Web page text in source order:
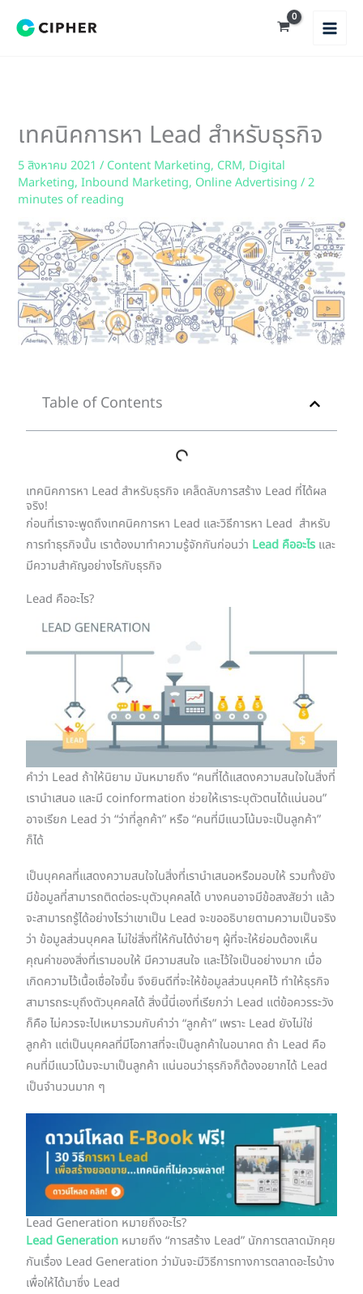
เทคนิคการหา Lead สำหรับธุรกิจ
5 สิงหาคม 2021/ Content Marketing, CRM, Digital
Marketing,Inbound Marketing, Online Advertising /2
minutes of reading
Table of Contents
เทคนิคการหา Lead สำหรับธุรกิจ เคล็ดลับการสร้าง Lead ที่ได้ผล
จริง!
ก่อนที่เราจะพูดถึงเทคนิคการหา Lead และวิธีการหา Lead สำหรับ
การทำธุรกิจนั้น เราต้องมาทำความรู้จักกันก่อนว่า Lead คืออะไร และ
มีความสำคัญอย่างไรกับธุรกิจ
Lead คืออะไร?
คำว่า Lead ถ้าให้นิยาม มันหมายถึง “คนที่ได้แสดงความสนใจในสิ่งที่
เรานำเสนอ และมี coinformation ช่วยให้เราระบุตัวตนได้แน่นอน”
อาจเรียก Lead ว่า “ว่าที่ลูกค้า” หรือ “คนที่มีแนวโน้มจะเป็นลูกค้า”
ก็ได้
เป็นบุคคลที่แสดงความสนใจในสิ่งที่เรานำเสนอหรือมอบให้ รวมทั้งยัง
มีข้อมูลที่สามารถติดต่อระบุตัวบุคคลได้ บางคนอาจมีข้อสงสัยว่า แล้ว
จะสามารถรู้ได้อย่างไรว่าเขาเป็น Lead จะขออธิบายตามความเป็นจริง
ว่า ข้อมูลส่วนบุคคล ไม่ใช่สิ่งที่ให้กันได้ง่ายๆ ผู้ที่จะให้ย่อมต้องเห็น
คุณค่าของสิ่งที่เรามอบให้ มีความสนใจ และไว้ใจเป็นอย่างมาก เมื่อ
เกิดความไว้เนื้อเชื่อใจขึ้น จึงยินดีที่จะให้ข้อมูลส่วนบุคคไว้ ทำให้ธุรกิจ
สามารถระบุถึงตัวบุคคลได้ สิ่งนี้นี่เองที่เรียกว่า Lead แต่ข้อควรระวัง
ก็คือ ไม่ควรจะไปเหมารวมกับคำว่า “ลูกค้า” เพราะ Lead ยังไม่ใช่
ลูกค้า แต่เป็นบุคคลที่มีโอกาสที่จะเป็นลูกค้าในอนาคต ถ้า Lead คือ
คนที่มีแนวโน้มจะมาเป็นลูกค้า แน่นอนว่าธุรกิจก็ต้องอยากได้ Lead
เป็นจำนวนมาก ๆ
Lead Generation หมายถึงอะไร?
Lead Generation หมายถึง “การสร้าง Lead” นักการตลาดมักคุย
กันเรื่อง Lead Generation ว่ามันจะมีวิธีการทางการตลาดอะไรบ้าง
เพื่อให้ได้มาซึ่ง Lead